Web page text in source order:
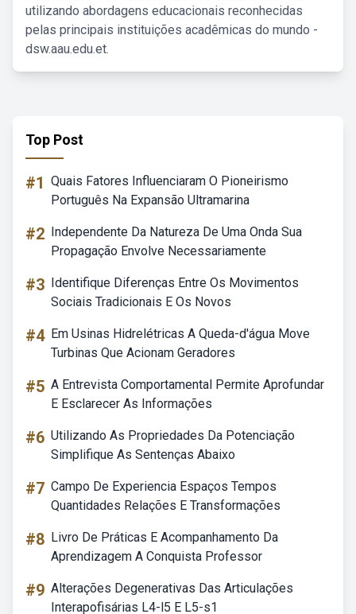
utilizando abordagens educacionais reconhecidas
pelas principais instituições acadêmicas do mundo -
dsw.aau.edu.et.
Top Post
#1 Quais Fatores Influenciaram O Pioneirismo
Português Na Expansão Ultramarina
#2 Independente Da Natureza De Uma Onda Sua
Propagação Envolve Necessariamente
#3 Identifique Diferenças Entre Os Movimentos
Sociais Tradicionais E Os Novos
#4 Em Usinas Hidrelétricas A Queda-d'água Move
Turbinas Que Acionam Geradores
#5 A Entrevista Comportamental Permite Aprofundar
E Esclarecer As Informações
#6 Utilizando As Propriedades Da Potenciação
Simplifique As Sentenças Abaixo
#7 Campo De Experiencia Espaços Tempos
Quantidades Relações E Transformações
#8 Livro De Práticas E Acompanhamento Da
Aprendizagem A Conquista Professor
#9 Alterações Degenerativas Das Articulações
Interapofisárias L4-l5 E L5-s1